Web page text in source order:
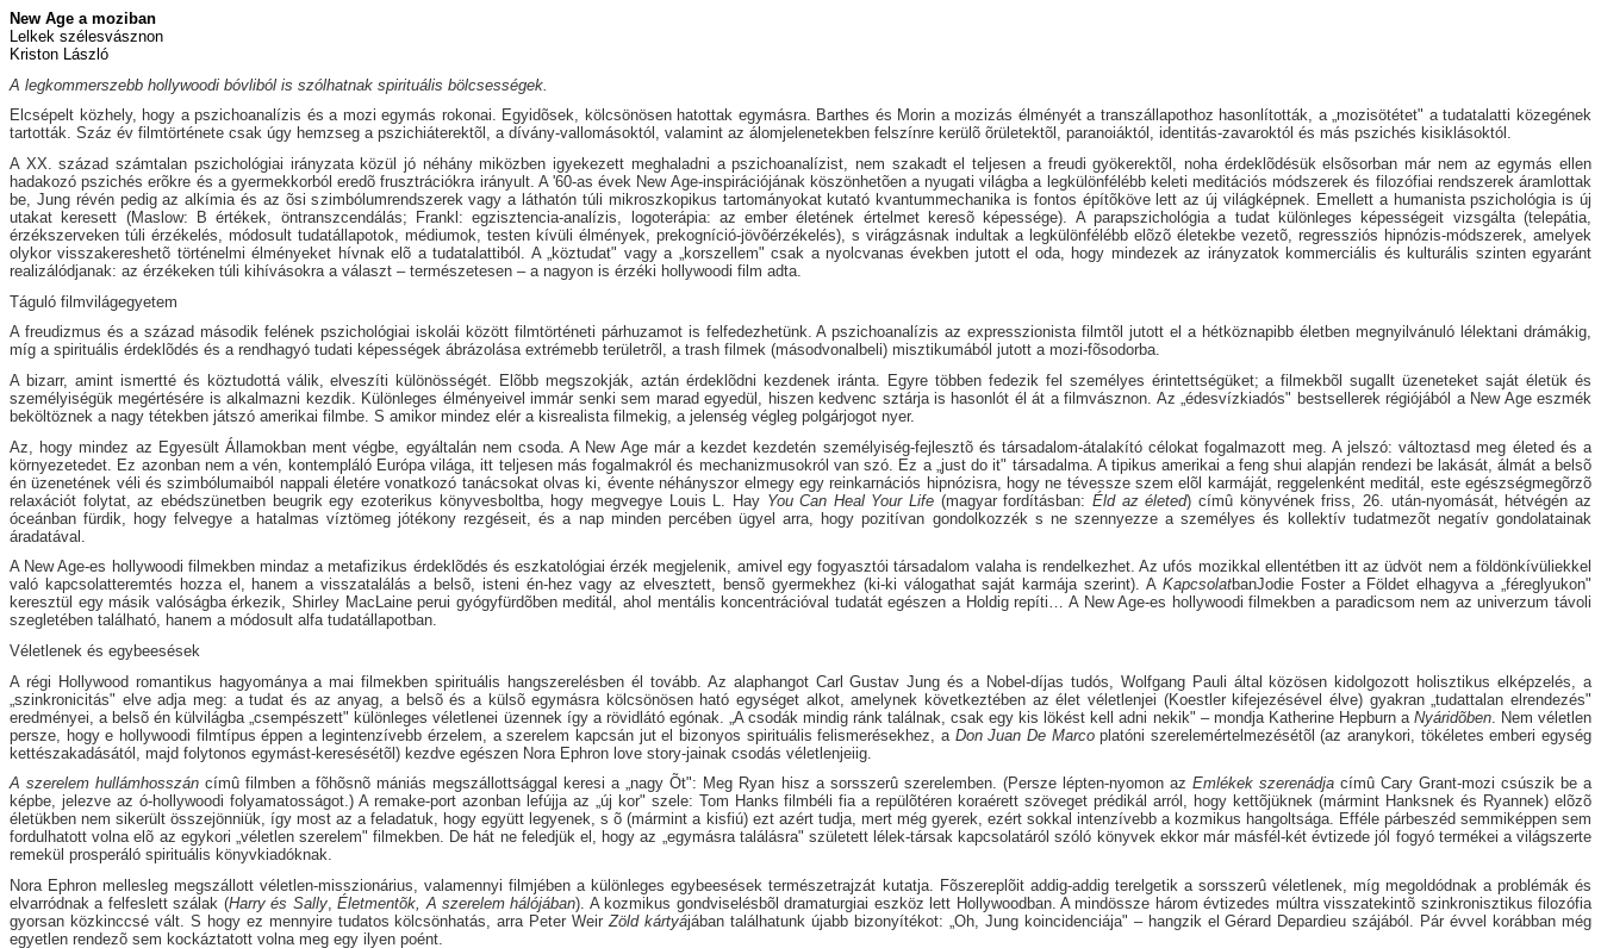
New Age a moziban
Lelkek szélesvásznon
Kriston László
A legkommerszebb hollywoodi bóvliból is szólhatnak spirituális bölcsességek.
Elcsépelt közhely, hogy a pszichoanalízis és a mozi egymás rokonai. Egyidõsek, kölcsönösen hatottak egymásra. Barthes és Morin a mozizás élményét a transzállapothoz hasonlították, a „mozisötétet" a tudatalatti közegének
tartották. Száz év filmtörténete csak úgy hemzseg a pszichiáterektõl, a dívány-vallomásoktól, valamint az álomjelenetekben felszínre kerülõ õrületektõl, paranoiáktól, identitás-zavaroktól és más pszichés kisiklásoktól.
A XX. század számtalan pszichológiai irányzata közül jó néhány miközben igyekezett meghaladni a pszichoanalízist, nem szakadt el teljesen a freudi gyökerektõl, noha érdeklõdésük elsõsorban már nem az egymás ellen
hadakozó pszichés erõkre és a gyermekkorból eredõ frusztrációkra irányult. A '60-as évek New Age-inspirációjának köszönhetõen a nyugati világba a legkülönfélébb keleti meditációs módszerek és filozófiai rendszerek áramlottak
be, Jung révén pedig az alkímia és az õsi szimbólumrendszerek vagy a láthatón túli mikroszkopikus tartományokat kutató kvantummechanika is fontos építõköve lett az új világképnek. Emellett a humanista pszichológia is új
utakat keresett (Maslow: B értékek, öntranszcendálás; Frankl: egzisztencia-analízis, logoterápia: az ember életének értelmet keresõ képessége). A parapszichológia a tudat különleges képességeit vizsgálta (telepátia,
érzékszerveken túli érzékelés, módosult tudatállapotok, médiumok, testen kívüli élmények, prekogníció-jövõérzékelés), s virágzásnak indultak a legkülönfélébb elõzõ életekbe vezetõ, regressziós hipnózis-módszerek, amelyek
olykor visszakereshetõ történelmi élményeket hívnak elõ a tudatalattiból. A „köztudat" vagy a „korszellem" csak a nyolcvanas években jutott el oda, hogy mindezek az irányzatok kommerciális és kulturális szinten egyaránt
realizálódjanak: az érzékeken túli kihívásokra a választ – természetesen – a nagyon is érzéki hollywoodi film adta.
Táguló filmvilágegyetem
A freudizmus és a század második felének pszichológiai iskolái között filmtörténeti párhuzamot is felfedezhetünk. A pszichoanalízis az expresszionista filmtõl jutott el a hétköznapibb életben megnyilvánuló lélektani drámákig,
míg a spirituális érdeklõdés és a rendhagyó tudati képességek ábrázolása extrémebb területrõl, a trash filmek (másodvonalbeli) misztikumából jutott a mozi-fõsodorba.
A bizarr, amint ismertté és köztudottá válik, elveszíti különösségét. Elõbb megszokják, aztán érdeklõdni kezdenek iránta. Egyre többen fedezik fel személyes érintettségüket; a filmekbõl sugallt üzeneteket saját életük és
személyiségük megértésére is alkalmazni kezdik. Különleges élményeivel immár senki sem marad egyedül, hiszen kedvenc sztárja is hasonlót él át a filmvásznon. Az „édesvízkiadós" bestsellerek régiójából a New Age eszmék
beköltöznek a nagy tétekben játszó amerikai filmbe. S amikor mindez elér a kisrealista filmekig, a jelenség végleg polgárjogot nyer.
Az, hogy mindez az Egyesült Államokban ment végbe, egyáltalán nem csoda. A New Age már a kezdet kezdetén személyiség-fejlesztõ és társadalom-átalakító célokat fogalmazott meg. A jelszó: változtasd meg életed és a
környezetedet. Ez azonban nem a vén, kontempláló Európa világa, itt teljesen más fogalmakról és mechanizmusokról van szó. Ez a „just do it" társadalma. A tipikus amerikai a feng shui alapján rendezi be lakását, álmát a belsõ
én üzenetének véli és szimbólumaiból nappali életére vonatkozó tanácsokat olvas ki, évente néhányszor elmegy egy reinkarnációs hipnózisra, hogy ne tévessze szem elõl karmáját, reggelenként meditál, este egészségmegõrzõ
relaxációt folytat, az ebédszünetben beugrik egy ezoterikus könyvesboltba, hogy megvegye Louis L. Hay You Can Heal Your Life (magyar fordításban:Éld az életed) címû könyvének friss, 26. után-nyomását, hétvégén az
óceánban fürdik, hogy felvegye a hatalmas víztömeg jótékony rezgéseit, és a nap minden percében ügyel arra, hogy pozitívan gondolkozzék s ne szennyezze a személyes és kollektív tudatmezõt negatív gondolatainak
áradatával.
A New Age-es hollywoodi filmekben mindaz a metafizikus érdeklõdés és eszkatológiai érzék megjelenik, amivel egy fogyasztói társadalom valaha is rendelkezhet. Az ufós mozikkal ellentétben itt az üdvöt nem a földönkívüliekkel
való kapcsolatteremtés hozza el, hanem a visszatalálás a belsõ, isteni én-hez vagy az elvesztett, bensõ gyermekhez (ki-ki válogathat saját karmája szerint). A KapcsolatbanJodie Foster a Földet elhagyva a „féreglyukon"
keresztül egy másik valóságba érkezik, Shirley MacLaine perui gyógyfürdõben meditál, ahol mentális koncentrációval tudatát egészen a Holdig repíti… A New Age-es hollywoodi filmekben a paradicsom nem az univerzum távoli
szegletében található, hanem a módosult alfa tudatállapotban.
Véletlenek és egybeesések
A régi Hollywood romantikus hagyománya a mai filmekben spirituális hangszerelésben él tovább. Az alaphangot Carl Gustav Jung és a Nobel-díjas tudós, Wolfgang Pauli által közösen kidolgozott holisztikus elképzelés, a
„szinkronicitás" elve adja meg: a tudat és az anyag, a belsõ és a külsõ egymásra kölcsönösen ható egységet alkot, amelynek következtében az élet véletlenjei (Koestler kifejezésével élve) gyakran „tudattalan elrendezés"
eredményei, a belsõ én külvilágba „csempészett" különleges véletlenei üzennek így a rövidlátó egónak. „A csodák mindig ránk találnak, csak egy kis lökést kell adni nekik" – mondja Katherine Hepburn a Nyáridõben. Nem véletlen
persze, hogy e hollywoodi filmtípus éppen a legintenzívebb érzelem, a szerelem kapcsán jut el bizonyos spirituális felismerésekhez, a Don Juan De Marcoplatóni szerelemértelmezésétõl (az aranykori, tökéletes emberi egység
kettészakadásától, majd folytonos egymást-keresésétõl) kezdve egészen Nora Ephron love story-jainak csodás véletlenjeiig.
A szerelem hullámhosszán címû filmben a fõhõsnõ mániás megszállottsággal keresi a „nagy Õt": Meg Ryan hisz a sorsszerû szerelemben. (Persze lépten-nyomon az Emlékek szerenádjacímû Cary Grant-mozi csúszik be a
képbe, jelezve az ó-hollywoodi folyamatosságot.) A remake-port azonban lefújja az „új kor" szele: Tom Hanks filmbéli fia a repülõtéren koraérett szöveget prédikál arról, hogy kettõjüknek (mármint Hanksnek és Ryannek) elõzõ
életükben nem sikerült összejönniük, így most az a feladatuk, hogy együtt legyenek, s õ (mármint a kisfiú) ezt azért tudja, mert még gyerek, ezért sokkal intenzívebb a kozmikus hangoltsága. Efféle párbeszéd semmiképpen sem
fordulhatott volna elõ az egykori „véletlen szerelem" filmekben. De hát ne feledjük el, hogy az „egymásra találásra" született lélek-társak kapcsolatáról szóló könyvek ekkor már másfél-két évtizede jól fogyó termékei a világszerte
remekül prosperáló spirituális könyvkiadóknak.
Nora Ephron mellesleg megszállott véletlen-misszionárius, valamennyi filmjében a különleges egybeesések természetrajzát kutatja. Fõszereplõit addig-addig terelgetik a sorsszerû véletlenek, míg megoldódnak a problémák és
elvarródnak a felfeslett szálak (Harry és Sally,Életmentõk, A szerelem hálójában). A kozmikus gondviselésbõl dramaturgiai eszköz lett Hollywoodban. A mindössze három évtizedes múltra visszatekintõ szinkronisztikus filozófia
gyorsan közkinccsé vált. S hogy ez mennyire tudatos kölcsönhatás, arra Peter WeirZöld kártyájában találhatunk újabb bizonyítékot: „Oh, Jung koincidenciája" – hangzik el Gérard Depardieu szájából. Pár évvel korábban még
egyetlen rendezõ sem kockáztatott volna meg egy ilyen poént.